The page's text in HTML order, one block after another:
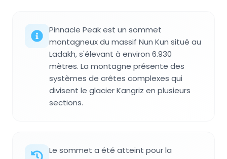
Pinnacle Peak est un sommet
montagneux du massif Nun Kun situé au
Ladakh, s'élevant à environ 6.930
mètres. La montagne présente des
systèmes de crêtes complexes qui
divisent le glacier Kangriz en plusieurs
sections.
Le sommet a été atteint pour la